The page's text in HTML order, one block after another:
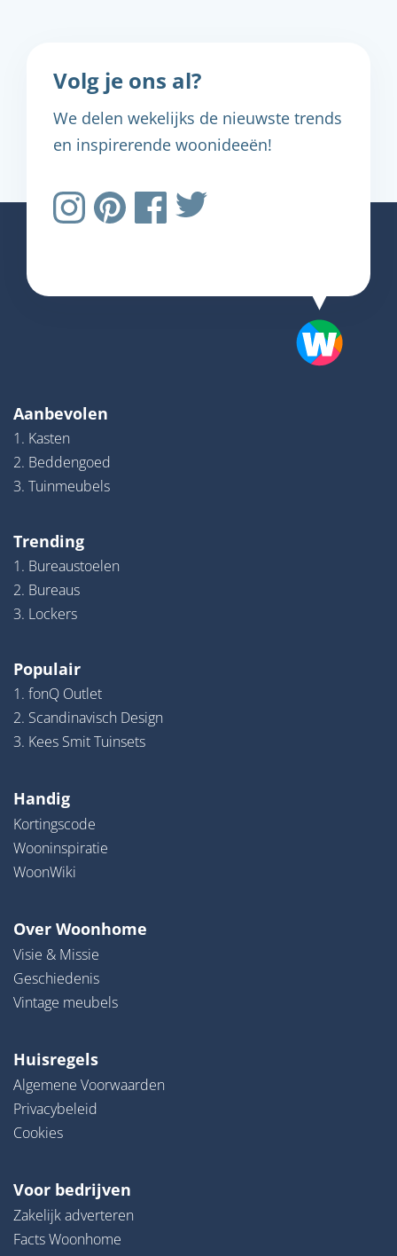
Volg je ons al?
We delen wekelijks de nieuwste trends
en inspirerende woonideeën!
Aanbevolen
1. Kasten
2. Beddengoed
3. Tuinmeubels
Trending
1. Bureaustoelen
2. Bureaus
3. Lockers
Populair
1. fonQ Outlet
2. Scandinavisch Design
3. Kees Smit Tuinsets
Handig
Kortingscode
Wooninspiratie
WoonWiki
Over Woonhome
Visie & Missie
Geschiedenis
Vintage meubels
Huisregels
Algemene Voorwaarden
Privacybeleid
Cookies
Voor bedrijven
Zakelijk adverteren
Facts Woonhome